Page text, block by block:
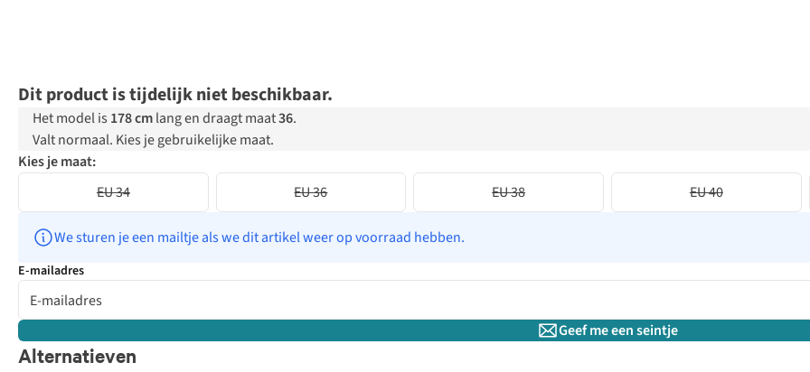
Dit product is tijdelijk niet beschikbaar.
Het model is 178 cmlang en draagt maat36.
Valt normaal. Kies je gebruikelijke maat.
Kies je maat:
EU 34
EU 36 EU 38 EU 40
We sturen je een mailtje als we dit artikel weer op voorraad hebben.
E-mailadres
Geef me een seintje
Alternatieven